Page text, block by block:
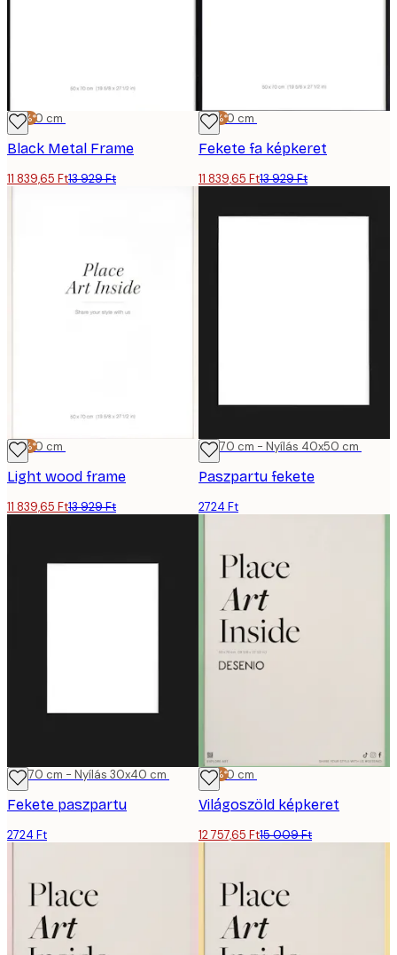
-15%*
50x70 cm
Black Metal Frame
11 839,65 Ft13 929 Ft
-15%*
50x70 cm
Fekete fa képkeret
11 839,65 Ft13 929 Ft
-15%*
50x70 cm
Light wood frame
11 839,65 Ft13 929 Ft
50x70 cm - Nyílás 40x50 cm
Paszpartu fekete
2724 Ft
50x70 cm - Nyílás 30x40 cm
Fekete paszpartu
2724 Ft
-15%*
50x70 cm
Világoszöld képkeret
12 757,65 Ft15 009 Ft